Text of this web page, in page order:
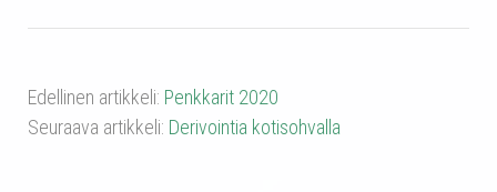
Edellinen artikkeli: Penkkarit 2020
Seuraava artikkeli: Derivointia kotisohvalla